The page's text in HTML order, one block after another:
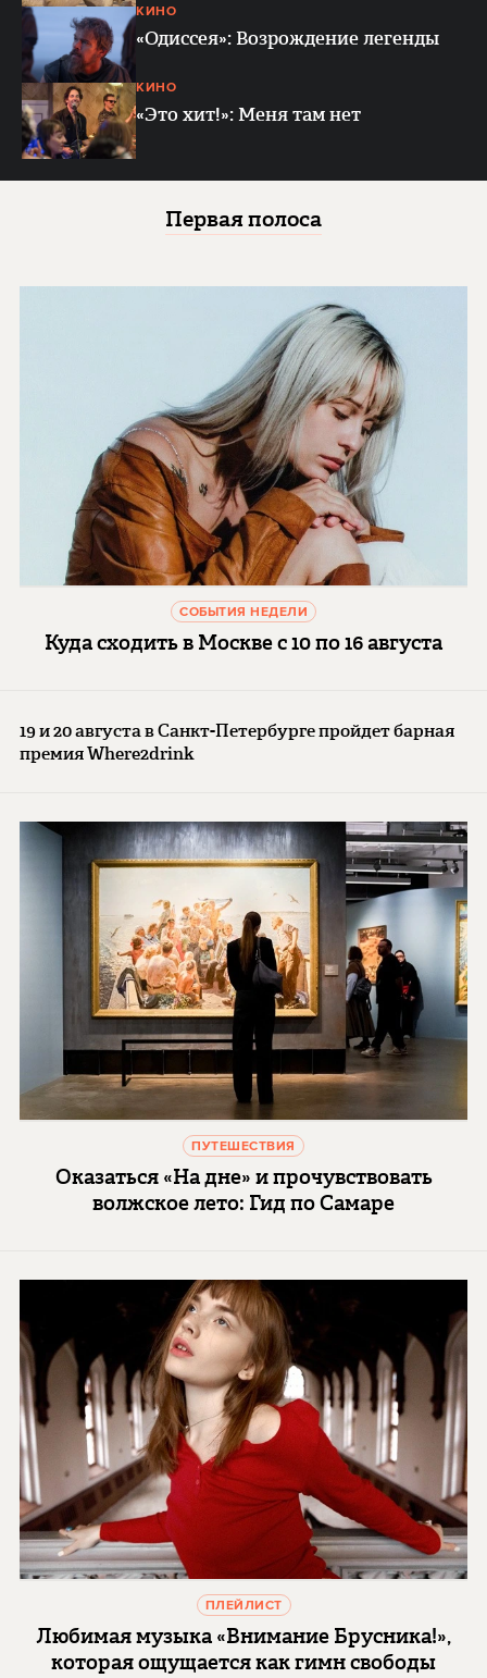
КИНО
«Одиссея»: Возрождение легенды
КИНО
«Это хит!»: Меня там нет
Первая полоса
СОБЫТИЯ НЕДЕЛИ
Куда сходить в Москве с 10 по 16 августа
19 и 20 августа в Санкт-Петербурге пройдет барная
премия Where2drink
ПУТЕШЕСТВИЯ
Оказаться «На дне» и прочувствовать
волжское лето: Гид по Самаре
ПЛЕЙЛИСТ
Любимая музыка «Внимание Брусника!»,
которая ощущается как гимн свободы